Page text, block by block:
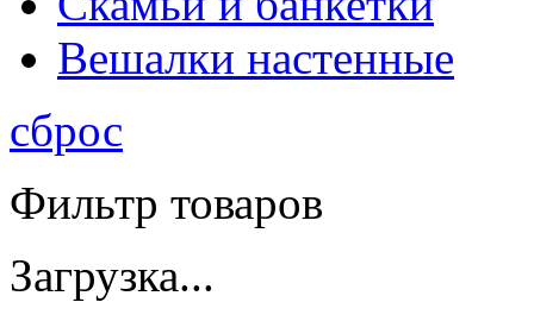
Вешалки настенные
сброс
Фильтр товаров
Загрузка...